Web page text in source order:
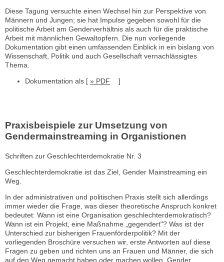
Diese Tagung versuchte einen Wechsel hin zur Perspektive von
Männern und Jungen; sie hat Impulse gegeben sowohl für die
politische Arbeit am Genderverhältnis als auch für die praktische
Arbeit mit männlichen Gewaltopfern. Die nun vorliegende
Dokumentation gibt einen umfassenden Einblick in ein bislang von
Wissenschaft, Politik und auch Gesellschaft vernachlässigtes
Thema.
Dokumentation als [ » PDF ]
Praxisbeispiele zur Umsetzung von
Gendermainstreaming in Organistionen
Schriften zur Geschlechterdemokratie Nr. 3
Geschlechterdemokratie ist das Ziel, Gender Mainstreaming ein
Weg.
In der administrativen und politischen Praxis stellt sich allerdings
immer wieder die Frage, was dieser theoretische Anspruch konkret
bedeutet: Wann ist eine Organisation geschlechterdemokratisch?
Wann ist ein Projekt, eine Maßnahme „gegendert"? Was ist der
Unterschied zur bisherigen Frauenförderpolitik? Mit der
vorliegenden Broschüre versuchen wir, erste Antworten auf diese
Fragen zu geben und richten uns an Frauen und Männer, die sich
auf den Weg gemacht haben oder machen wollen, Gender